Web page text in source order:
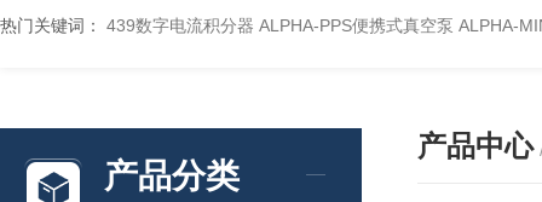
热门关键词： 439数字电流积分器 ALPHA-PPS便携式真空泵 ALPHA-
产品分类
产品中心